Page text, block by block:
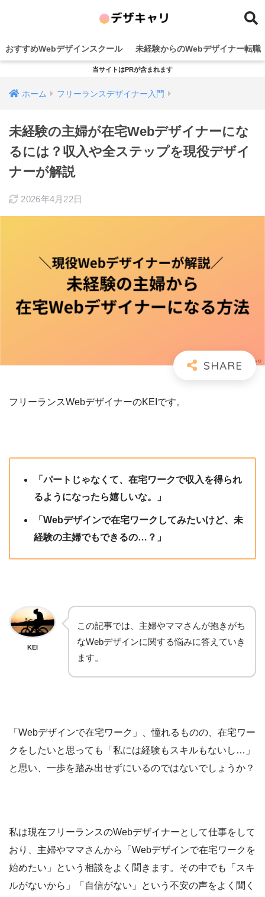
おすすめWebデザインスクール 未経験からのWebデザイナー転職
当サイトはPRが含まれます
ホーム フリーランスデザイナー入門
未経験の主婦が在宅Webデザイナーにな
るには？収入や全ステップを現役デザイ
ナーが解説
2026年4月22日
フリーランスWebデザイナーのKEIです。
「パートじゃなくて、在宅ワークで収入を得られ
るようになったら嬉しいな。」
「Webデザインで在宅ワークしてみたいけど、未
経験の主婦でもできるの…？」
KEI
この記事では、主婦やママさんが抱きがち
なWebデザインに関する悩みに答えていき
ます。
「Webデザインで在宅ワーク」、憧れるものの、在宅ワー
クをしたいと思っても「私には経験もスキルもないし…」
と思い、一歩を踏み出せずにいるのではないでしょうか？
私は現在フリーランスのWebデザイナーとして仕事をして
おり、主婦やママさんから「Webデザインで在宅ワークを
始めたい」という相談をよく聞きます。その中でも「スキ
ルがないから」「自信がない」という不安の声をよく聞く